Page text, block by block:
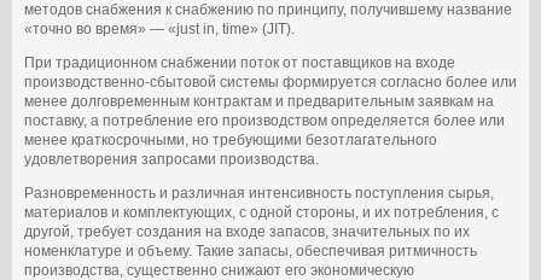
методов снабжения к снабжению по принципу, получившему название
«точно во время» — «just in, time» (JIT).
При традиционном снабжении поток от поставщиков на входе
производственно-сбытовой системы формируется согласно более или
менее долговременным контрактам и предварительным заявкам на
поставку, а потребление его производством определяется более или
менее краткосрочными, но требующими безотлагательного
удовлетворения запросами производства.
Разновременность и различная интенсивность поступления сырья,
материалов и комплектующих, с одной стороны, и их потребления, с
другой, требует создания на входе запасов, значительных по их
номенклатуре и объему. Такие запасы, обеспечивая ритмичность
производства, существенно снижают его экономическую